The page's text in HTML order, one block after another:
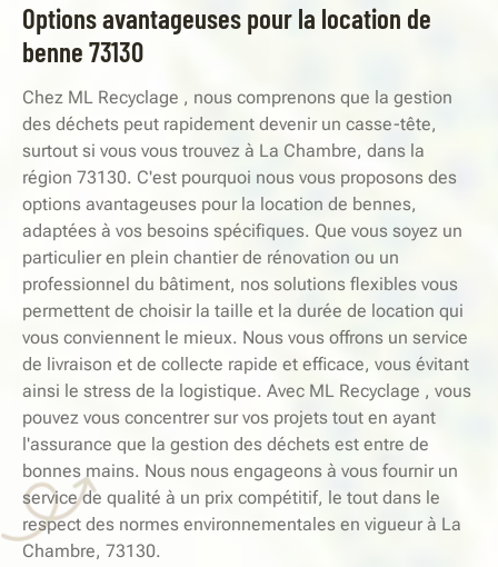
Options avantageuses pour la location de
benne 73130
Chez ML Recyclage , nous comprenons que la gestion
des déchets peut rapidement devenir un casse-tête,
surtout si vous vous trouvez à La Chambre, dans la
région 73130. C'est pourquoi nous vous proposons des
options avantageuses pour la location de bennes,
adaptées à vos besoins spécifiques. Que vous soyez un
particulier en plein chantier de rénovation ou un
professionnel du bâtiment, nos solutions flexibles vous
permettent de choisir la taille et la durée de location qui
vous conviennent le mieux. Nous vous offrons un service
de livraison et de collecte rapide et efficace, vous évitant
ainsi le stress de la logistique. Avec ML Recyclage , vous
pouvez vous concentrer sur vos projets tout en ayant
l'assurance que la gestion des déchets est entre de
bonnes mains. Nous nous engageons à vous fournir un
service de qualité à un prix compétitif, le tout dans le
respect des normes environnementales en vigueur à La
Chambre, 73130.